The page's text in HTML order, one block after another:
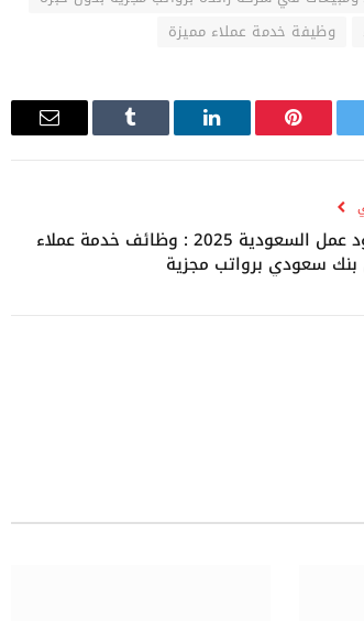
وظيفة خدمة عملاء مميزة
بينتيريستلينكدإن Tumblr
البريد
عقود عمل السعودية 2025 : وظائف خدمة عملاء
سعودي برواتب مجزية